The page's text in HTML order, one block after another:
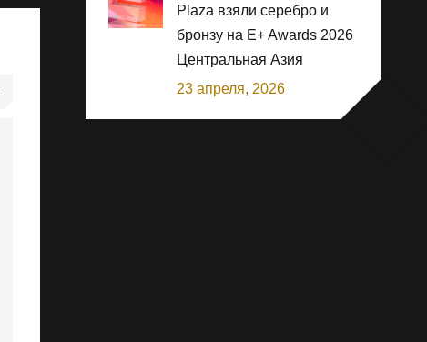
Plaza взяли серебро и
бронзу на E+ Awards 2026
Центральная Азия
23 апреля, 2026